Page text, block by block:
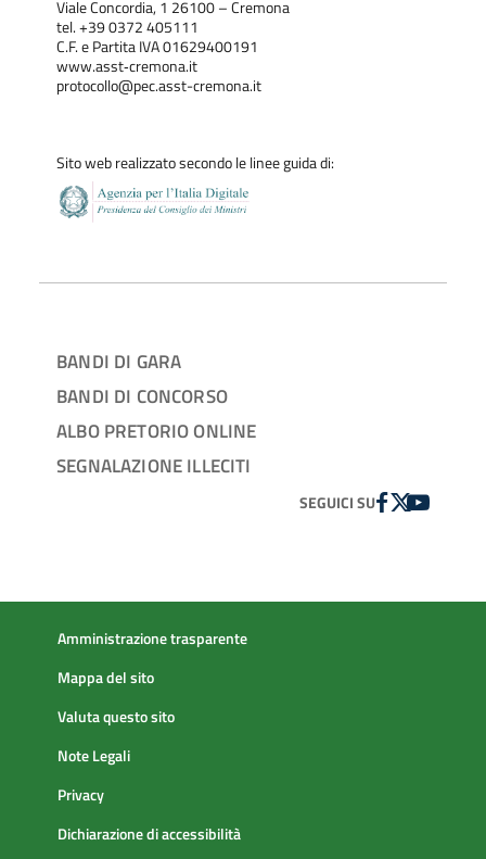
Viale Concordia, 1 26100 – Cremona
tel. +39 0372 405111
C.F. e Partita IVA 01629400191
www.asst‐cremona.it
protocollo@pec.asst-cremona.it
Sito web realizzato secondo le linee guida di:
BANDI DI GARA
BANDI DI CONCORSO
ALBO PRETORIO ONLINE
SEGNALAZIONE ILLECITI
SEGUICI SUFACEBOOK
TWITTER
YOUTUBE
Amministrazione trasparente
Mappa del sito
Valuta questo sito
Note Legali
Privacy
Dichiarazione di accessibilità